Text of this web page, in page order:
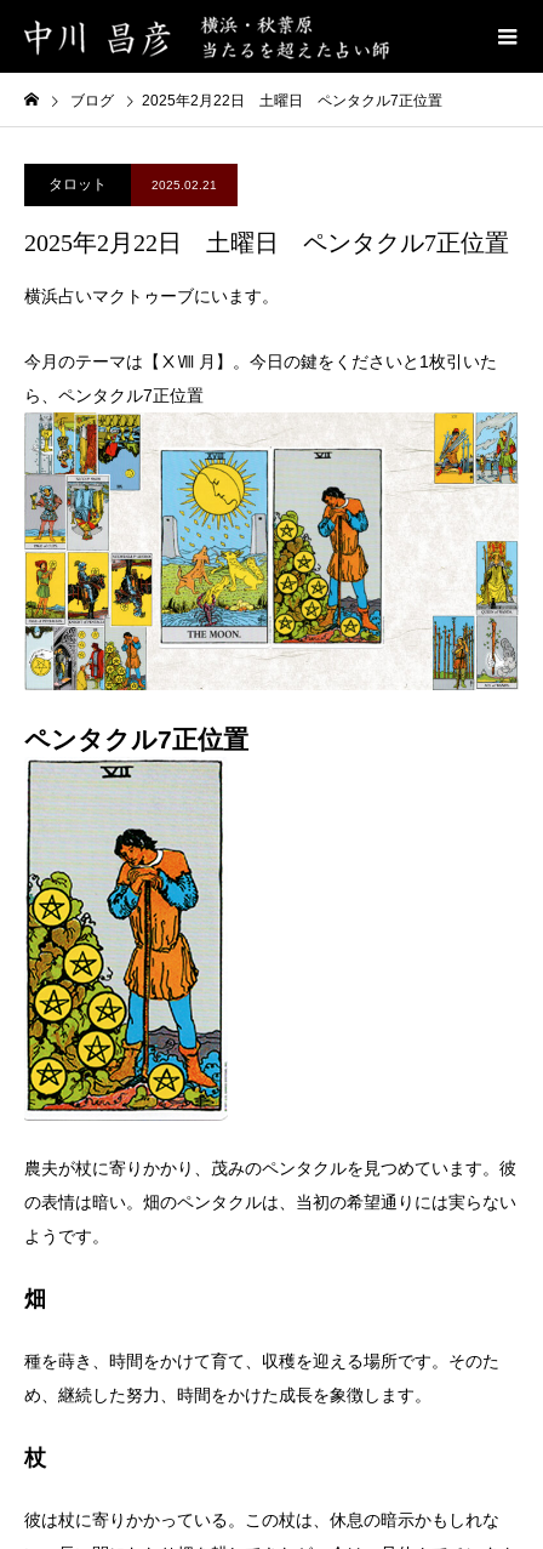
ブログ 2025年2月22日 土曜日 ペンタクル7正位置
タロット 2025.02.21
2025年2月22日 土曜日 ペンタクル7正位置
横浜占いマクトゥーブにいます。
今月のテーマは【ⅩⅧ 月】。今日の鍵をくださいと1枚引いた
ら、ペンタクル7正位置
ペンタクル7正位置
農夫が杖に寄りかかり、茂みのペンタクルを見つめています。彼
の表情は暗い。畑のペンタクルは、当初の希望通りには実らない
ようです。
畑
種を蒔き、時間をかけて育て、収穫を迎える場所です。そのた
め、継続した努力、時間をかけた成長を象徴します。
杖
彼は杖に寄りかかっている。この杖は、休息の暗示かもしれな